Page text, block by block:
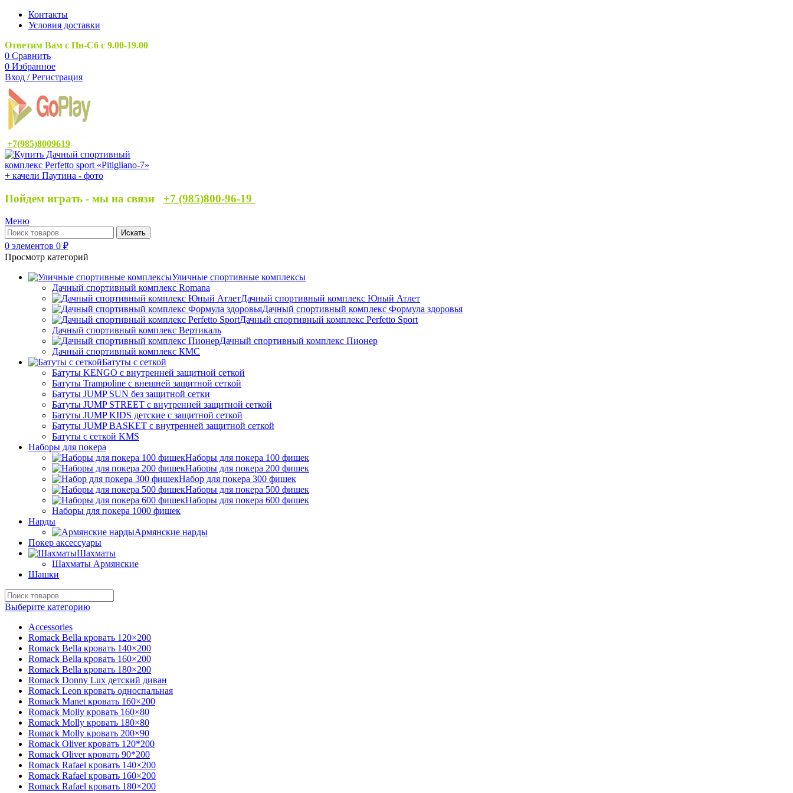
Контакты
Условия доставки
Ответим Вам с Пн-Сб с 9.00-19.00
0 Сравнить
0 Избранное
Вход / Регистрация
+7(985)8009619
Пойдем играть - мы на связи +7 (985)800-96-19
Меню
Искать
0 элементов 0 ₽
Просмотр категорий
Уличные спортивные комплексы
Дачный спортивный комплекс Romana
Дачный спортивный комплекс Юный Атлет
Дачный спортивный комплекс Формула здоровья
Дачный спортивный комплекс Perfetto Sport
Дачный спортивный комплекс Вертикаль
Дачный спортивный комплекс Пионер
Дачный спортивный комплекс КМС
Батуты с сеткой
Батуты KENGO с внутренней защитной сеткой
Батуты Trampoline с внешней защитной сеткой
Батуты JUMP SUN без защитной сетки
Батуты JUMP STREET с внутренней защитной сеткой
Батуты JUMP KIDS детские с защитной сеткой
Батуты JUMP BASKET с внутренней защитной сеткой
Батуты с сеткой KMS
Наборы для покера
Наборы для покера 100 фишек
Наборы для покера 200 фишек
Набор для покера 300 фишек
Наборы для покера 500 фишек
Наборы для покера 600 фишек
Наборы для покера 1000 фишек
Нарды
Армянские нарды
Покер аксессуары
Шахматы
Шахматы Армянские
Шашки
Выберите категорию
Accessories
Romack Bella кровать 120×200
Romack Bella кровать 140×200
Romack Bella кровать 160×200
Romack Bella кровать 180×200
Romack Donny Lux детский диван
Romack Leon кровать односпальная
Romack Manet кровать 160×200
Romack Molly кровать 160×80
Romack Molly кровать 180×80
Romack Molly кровать 200×90
Romack Oliver кровать 120*200
Romack Oliver кровать 90*200
Romack Rafael кровать 140×200
Romack Rafael кровать 160×200
Romack Rafael кровать 180×200